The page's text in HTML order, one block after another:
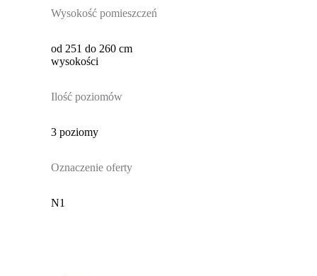
Wysokość pomieszczeń
od 251 do 260 cm
wysokości
Ilość poziomów
3 poziomy
Oznaczenie oferty
N1